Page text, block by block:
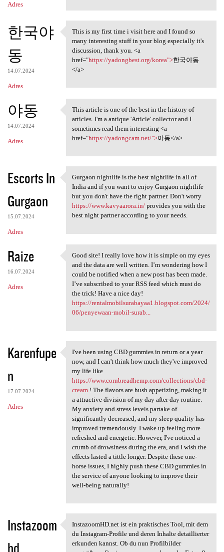
Adres
한국야
동
14.07.2024
Adres
This is my first time i visit
This is my first time i visit here and I found so
many interesting stuff in your blog especially it's
discussion, thank you. <a
href="https://yadongbest.org/korea">한국야동
</a>
야동
14.07.2024
Adres
This article is one of the
This article is one of the best in the history of
articles. I'm a antique 'Article' collector and I
sometimes read them interesting <a
href="https://yadongcam.net/">야동</a>
Escorts In
Gurgaon
15.07.2024
Adres
Gurgaon nightlife is the best
Gurgaon nightlife is the best nightlife in all of
India and if you want to enjoy Gurgaon nightlife
but you don't have the right partner. Don't worry
https://www.kavyaarora.in/provides you with the
best night partner according to your needs.
Raize
16.07.2024
Adres
Good site! I really love how
Good site! I really love how it is simple on my eyes
and the data are well written. I’m wondering how I
could be notified when a new post has been made.
I’ve subscribed to your RSS feed which must do
the trick! Have a nice day!
https://rentalmobilsurabayaa1.blogspot.com/2024/
06/penyewaan-mobil-surab...
Karenfupe
n
17.07.2024
Adres
I've been using CBD gummies
I've been using CBD gummies in return or a year
now, and I can't think how much they've improved
my life like
https://www.cornbreadhemp.com/collections/cbd-
cream! The flavors are hush appetizing, making it
a attractive division of my day after day routine.
My anxiety and stress levels partake of
significantly decreased, and my sleep quality has
improved tremendously. I wake up feeling more
refreshed and energetic. However, I've noticed a
crumb of drowsiness during the era, and I wish the
effects lasted a tittle longer. Despite these one-
horse issues, I highly push these CBD gummies in
the service of anyone looking to improve their
well-being naturally!
Instazoom
hd
InstazoomHD.net ist ein
InstazoomHD.net ist ein praktisches Tool, mit dem
du Instagram-Profile und deren Inhalte detaillierter
erkunden kannst. Ob du nun Profilbilder